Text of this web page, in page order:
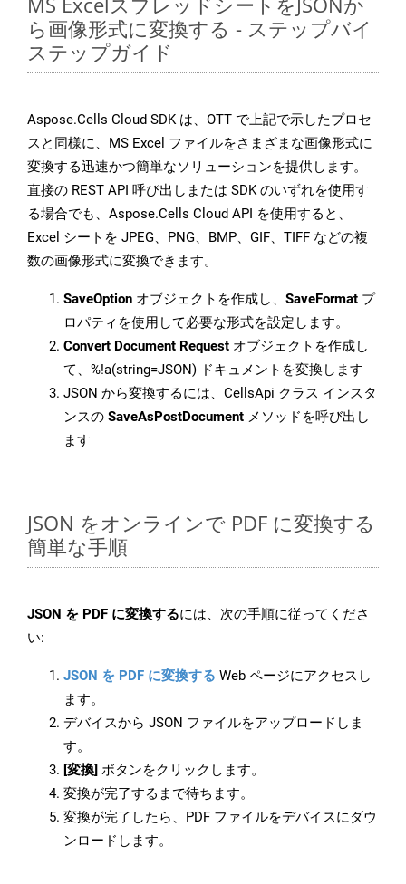
ら画像形式に変換する - ステップバイ
ステップガイド
Aspose.Cells Cloud SDK は、OTT で上記で示したプロセ
スと同様に、MS Excel ファイルをさまざまな画像形式に
変換する迅速かつ簡単なソリューションを提供します。
直接の REST API 呼び出しまたは SDK のいずれを使用す
る場合でも、Aspose.Cells Cloud API を使用すると、
Excel シートを JPEG、PNG、BMP、GIF、TIFF などの複
数の画像形式に変換できます。
SaveOption オブジェクトを作成し、 SaveFormat プ
ロパティを使用して必要な形式を設定します。
Convert Document Request オブジェクトを作成し
て、%!a(string=JSON) ドキュメントを変換します
JSON から変換するには、CellsApi クラス インスタ
ンスの SaveAsPostDocument メソッドを呼び出し
ます
JSON をオンラインで PDF に変換する
簡単な手順
JSON を PDF に変換するには、次の手順に従ってくださ
い:
JSON を PDF に変換する Web ページにアクセスし
ます。
デバイスから JSON ファイルをアップロードしま
す。
[変換] ボタンをクリックします。
変換が完了するまで待ちます。
変換が完了したら、PDF ファイルをデバイスにダウ
ンロードします。